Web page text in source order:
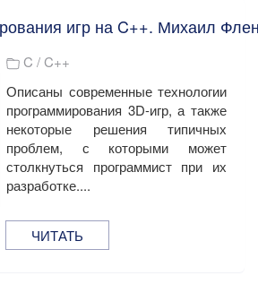
игр на C++. Михаил
C / C++
Описаны современные технологии
программирования 3D-игр, а также
некоторые решения типичных
проблем, с которыми может
столкнуться программист при их
разработке....
ЧИТАТЬ